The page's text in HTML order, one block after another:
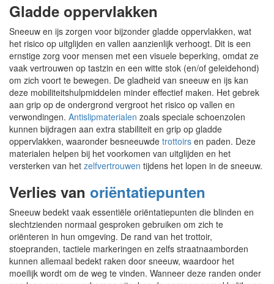
Gladde oppervlakken
Sneeuw en ijs zorgen voor bijzonder gladde oppervlakken, wat
het risico op uitglijden en vallen aanzienlijk verhoogt. Dit is een
ernstige zorg voor mensen met een visuele beperking, omdat ze
vaak vertrouwen op tastzin en een witte stok (en/of geleidehond)
om zich voort te bewegen. De gladheid van sneeuw en ijs kan
deze mobiliteitshulpmiddelen minder effectief maken. Het gebrek
aan grip op de ondergrond vergroot het risico op vallen en
verwondingen. Antislipmaterialen zoals speciale schoenzolen
kunnen bijdragen aan extra stabiliteit en grip op gladde
oppervlakken, waaronder besneeuwde trottoirs en paden. Deze
materialen helpen bij het voorkomen van uitglijden en het
versterken van het zelfvertrouwen tijdens het lopen in de sneeuw.
Verlies van oriëntatiepunten
Sneeuw bedekt vaak essentiële oriëntatiepunten die blinden en
slechtzienden normaal gesproken gebruiken om zich te
oriënteren in hun omgeving. De rand van het trottoir,
stoepranden, tactiele markeringen en zelfs straatnaamborden
kunnen allemaal bedekt raken door sneeuw, waardoor het
moeilijk wordt om de weg te vinden. Wanneer deze randen onder